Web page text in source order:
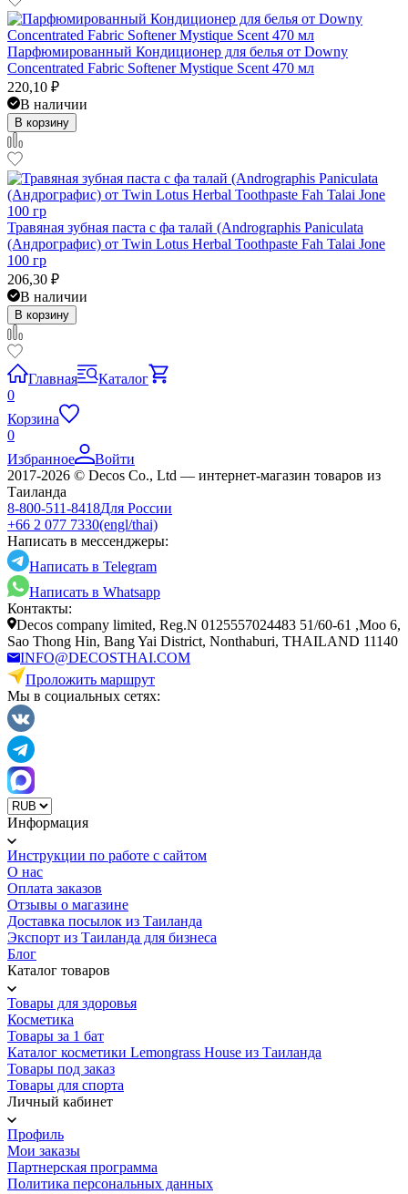
Парфюмированный Кондиционер для белья от Downy
Concentrated Fabric Softener Mystique Scent 470 мл
220,10 ₽
В наличии
В корзину
Травяная зубная паста с фа талай (Andrographis Paniculata
(Андрографис) от Twin Lotus Herbal Toothpaste Fah Talai Jone
100 гр
206,30 ₽
В наличии
В корзину
Главная
Каталог
0
Корзина
0
Избранное
Войти
2017-2026 © Decos Co., Ltd — интернет-магазин товаров из
Таиланда
8-800-511-8418Для России
+66 2 077 7330(engl/thai)
Написать в мессенджеры:
Написать в Telegram
Написать в Whatsapp
Контакты:
Decos company limited, Reg.N 0125557024483 51/60-61 ,Moo 6,
Sao Thong Hin, Bang Yai District, Nonthaburi, THAILAND 11140
INFO@DECOSTHAI.COM
Проложить маршрут
Мы в социальных сетях:
Информация
Инструкции по работе с сайтом
О нас
Оплата заказов
Отзывы о магазине
Доставка посылок из Таиланда
Экспорт из Таиланда для бизнеса
Блог
Каталог товаров
Товары для здоровья
Косметика
Товары за 1 бат
Каталог косметики Lemongrass House из Таиланда
Товары под заказ
Товары для спорта
Личный кабинет
Профиль
Мои заказы
Партнерская программа
Политика персональных данных